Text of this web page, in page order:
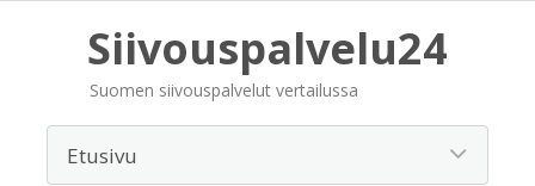
Siivouspalvelu24
Suomen siivouspalvelut vertailussa